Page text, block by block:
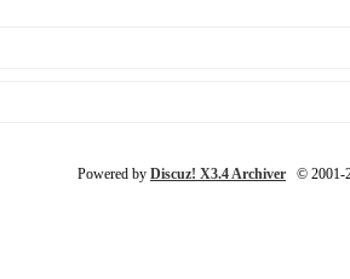
Powered by Discuz! X3.4 Archiver © 2001-